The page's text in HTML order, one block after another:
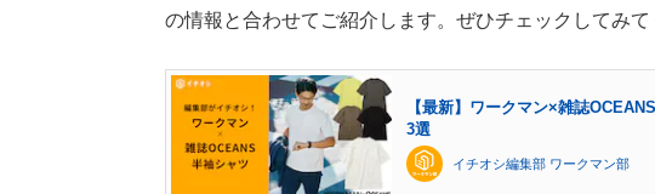
の情報と合わせてご紹介します。ぜひチェックしてみて
【最新】ワークマン×雑誌
3選
イチオシ編集部 ワークマン部